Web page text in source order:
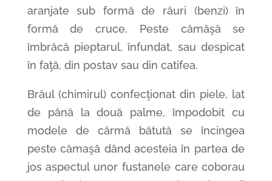
aranjate sub formă de râuri (benzi) în
formă de cruce. Peste cămăşă se
îmbrăcă pieptarul, înfundat, sau despicat
în faţă, din postav sau din catifea.
Brâul (chimirul) confecţionat din piele, lat
de până la două palme, împodobit cu
modele de cârmă bătută se încingea
peste cămaşă dând acesteia în partea de
jos aspectul unor fustanele care coborau